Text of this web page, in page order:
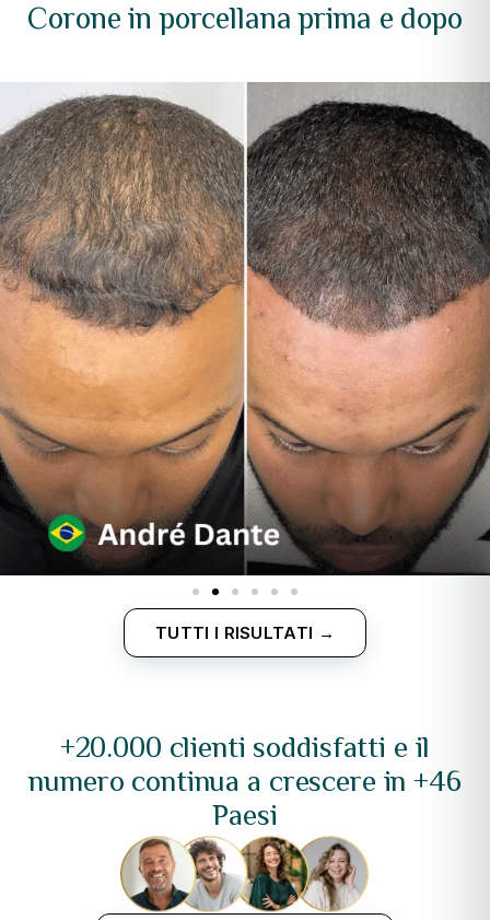
Corone in porcellana prima e dopo
TUTTI I RISULTATI →
+20.000 clienti soddisfatti e il
numero continua a crescere in +46
Paesi